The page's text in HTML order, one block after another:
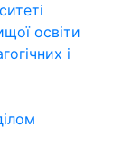
освіти
і